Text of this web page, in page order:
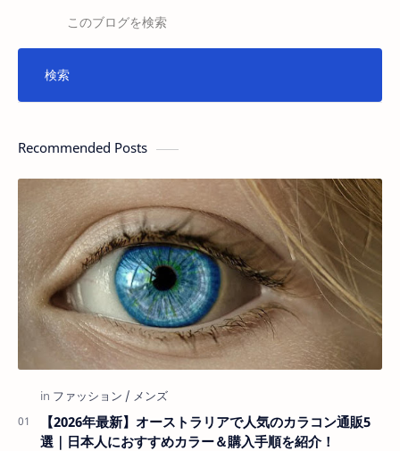
Recommended Posts
【2026年最新】オーストラリアで人気のカラコン通販5
選｜日本人におすすめカラー＆購入手順を紹介！